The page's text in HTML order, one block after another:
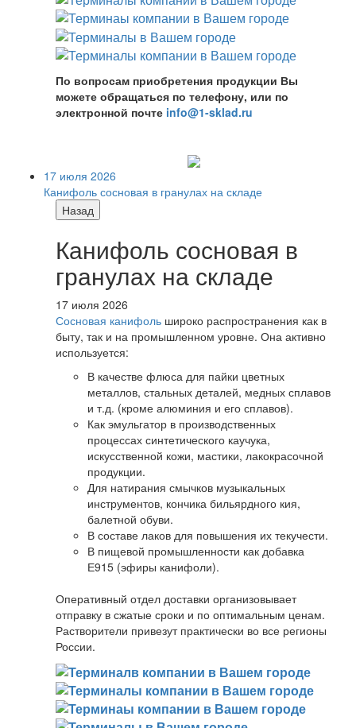
По вопросам приобретения продукции Вы
можете обращаться по телефону, или по
электронной почте info@1-sklad.ru
17 июля 2026
Канифоль сосновая в гранулах на складе
Назад
Канифоль сосновая в
гранулах на складе
17 июля 2026
Сосновая канифоль широко распространения как в
быту, так и на промышленном уровне. Она активно
используется:
В качестве флюса для пайки цветных
металлов, стальных деталей, медных сплавов
и т.д. (кроме алюминия и его сплавов).
Как эмульгатор в производственных
процессах синтетического каучука,
искусственной кожи, мастики, лакокрасочной
продукции.
Для натирания смычков музыкальных
инструментов, кончика бильярдного кия,
балетной обуви.
В составе лаков для повышения их текучести.
В пищевой промышленности как добавка
Е915 (эфиры канифоли).
Оперативный отдел доставки организовывает
отправку в сжатые сроки и по оптимальным ценам.
Растворители привезут практически во все регионы
России.